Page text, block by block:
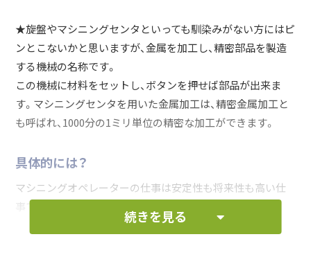
★旋盤やマシニングセンタといっても馴染みがない方にはピ
ンとこないかと思いますが、金属を加工し、精密部品を製造
する機械の名称です。
この機械に材料をセットし、ボタンを押せば部品が出来ま
す。マシニングセンタを用いた金属加工は、精密金属加工と
も呼ばれ、1000分の1ミリ単位の精密な加工ができます。
具体的には？
マシニングオペレーターの仕事は安定性も将来性も高い仕
事ですよ。
当社は優しい先輩スタッフが多く、海外からの研修生育成な
続きを見る